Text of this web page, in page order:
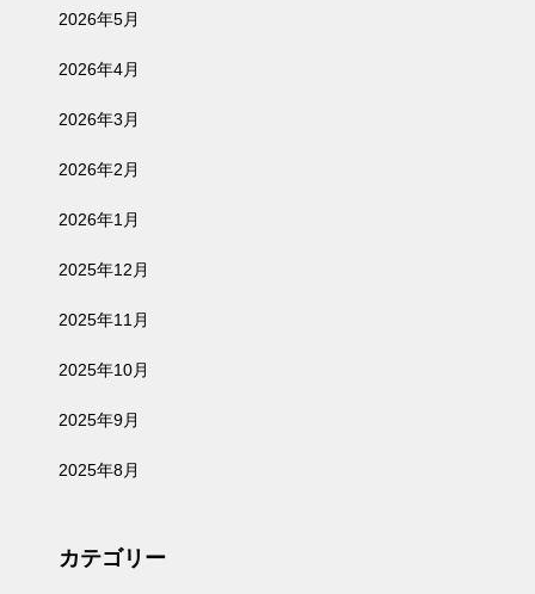
2026年5月
2026年4月
2026年3月
2026年2月
2026年1月
2025年12月
2025年11月
2025年10月
2025年9月
2025年8月
カテゴリー